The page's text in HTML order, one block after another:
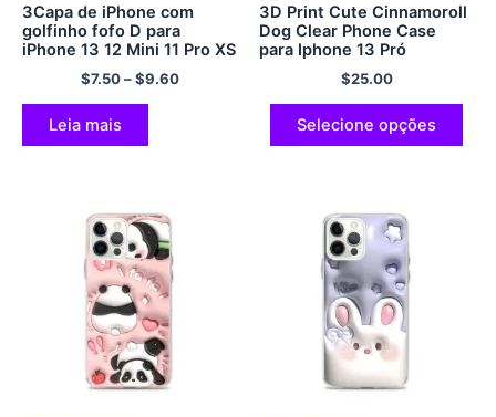
3Capa de iPhone com
golfinho fofo D para
iPhone 13 12 Mini 11 Pro XS
Max XR X 8 7 6S 6 Mais 5S
5 SE 2020 Capa preta
macia em TPU
$7.50–$9.60
Leia mais
3D Print Cute Cinnamoroll
Dog Clear Phone Case
para Iphone 13 Pró
$25.00
Selecione opções